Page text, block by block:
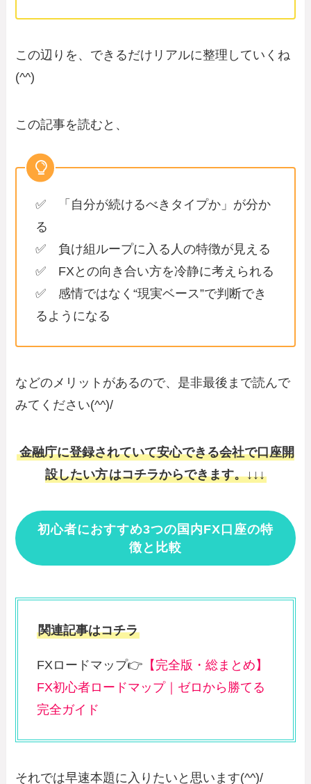
この辺りを、できるだけリアルに整理していくね
(^^)
この記事を読むと、
✅ 「自分が続けるべきタイプか」が分か
る
✅ 負け組ループに入る人の特徴が見える
✅ FXとの向き合い方を冷静に考えられる
✅ 感情ではなく“現実ベース”で判断でき
るようになる
などのメリットがあるので、是非最後まで読んで
みてください(^^)/
金融庁に登録されていて安心できる会社で口座開
設したい方はコチラからできます。↓↓↓
初心者におすすめ3つの国内FX口座の特
徴と比較
関連記事はコチラ
FXロードマップ👉 【完全版・総まとめ】
FX初心者ロードマップ｜ゼロから勝てる
完全ガイド
それでは早速本題に入りたいと思います(^^)/